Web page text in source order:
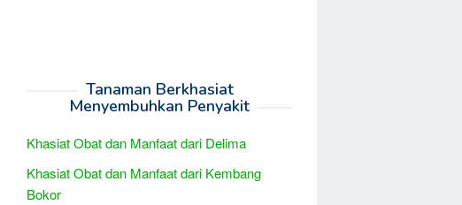
Tanaman Berkhasiat
Menyembuhkan Penyakit
Khasiat Obat dan Manfaat dari Delima
Khasiat Obat dan Manfaat dari Kembang
Bokor